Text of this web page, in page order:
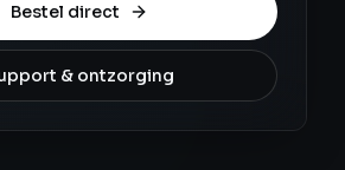
Bestel direct
& ontzorging